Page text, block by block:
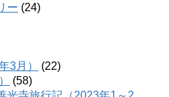
ー (24)
3月）
(22)
(58)